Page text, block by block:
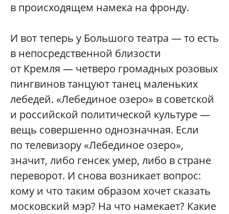
в происходящем намека на фронду.
И вот теперь у Большого театра — то есть
в непосредственной близости
от Кремля — четверо громадных розовых
пингвинов танцуют танец маленьких
лебедей. «Лебединое озеро» в советской
и российской политической культуре —
вещь совершенно однозначная. Если
по телевизору «Лебединое озеро»,
значит, либо генсек умер, либо в стране
переворот. И снова возникает вопрос:
кому и что таким образом хочет сказать
московский мэр? На что намекает? Какие